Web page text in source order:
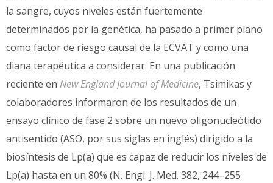
la sangre, cuyos niveles están fuertemente
determinados por la genética, ha pasado a primer plano
como factor de riesgo causal de la ECVAT y como una
diana terapéutica a considerar. En una publicación
reciente en New England Journal of Medicine, Tsimikas y
colaboradores informaron de los resultados de un
ensayo clínico de fase 2 sobre un nuevo oligonucleótido
antisentido (ASO, por sus siglas en inglés) dirigido a la
biosíntesis de Lp(a) que es capaz de reducir los niveles de
Lp(a) hasta en un 80% (N. Engl. J. Med. 382, 244–255